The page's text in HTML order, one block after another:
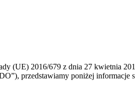
(UE) 2016/679 z dnia 27 kwietnia
przedstawiamy poniżej informacje